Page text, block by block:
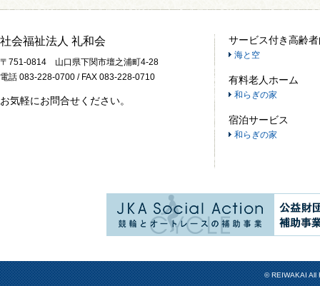
社会福祉法人 礼和会
〒751-0814 山口県下関市壇之浦町4-28
電話 083-228-0700 / FAX 083-228-0710
お気軽にお問合せください。
サービス付き高齢
海と空
有料老人ホーム
和らぎの家
宿泊サービス
和らぎの家
© REIWAKAI All